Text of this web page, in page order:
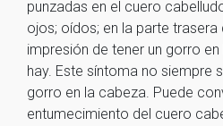
punzadas en el cuero
ojos; oídos; en la parte trasera
impresión de tener un gorro
hay. Este síntoma no siempre
gorro en la cabeza. Puede
entumecimiento del cuero